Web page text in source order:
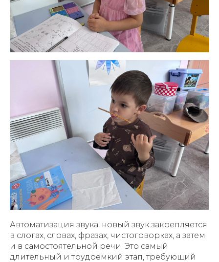
Автоматизация звука: новый звук закрепляется
в слогах, словах, фразах, чистоговорках, а затем
и в самостоятельной речи. Это самый
длительный и трудоемкий этап, требующий